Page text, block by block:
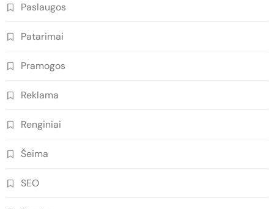
Paslaugos
Patarimai
Pramogos
Reklama
Renginiai
Šeima
SEO